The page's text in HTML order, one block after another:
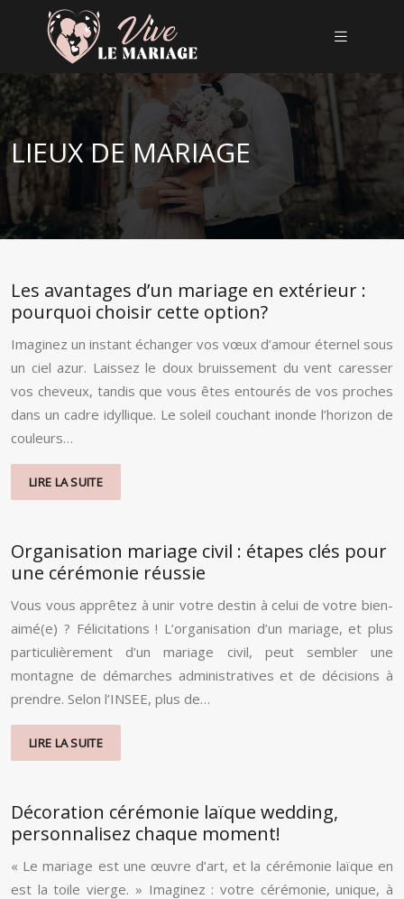
LIEUX DE MARIAGE
Les avantages d’un mariage en extérieur :
pourquoi choisir cette option?
Imaginez un instant échanger vos vœux d’amour éternel sous
un ciel azur. Laissez le doux bruissement du vent caresser
vos cheveux, tandis que vous êtes entourés de vos proches
dans un cadre idyllique. Le soleil couchant inonde l’horizon de
couleurs…
LIRE LA SUITE
Organisation mariage civil : étapes clés pour
une cérémonie réussie
Vous vous apprêtez à unir votre destin à celui de votre bien-
aimé(e) ? Félicitations ! L’organisation d’un mariage, et plus
particulièrement d’un mariage civil, peut sembler une
montagne de démarches administratives et de décisions à
prendre. Selon l’INSEE, plus de…
LIRE LA SUITE
Décoration cérémonie laïque wedding,
personnalisez chaque moment!
« Le mariage est une œuvre d’art, et la cérémonie laïque en
est la toile vierge. » Imaginez : votre cérémonie, unique, à